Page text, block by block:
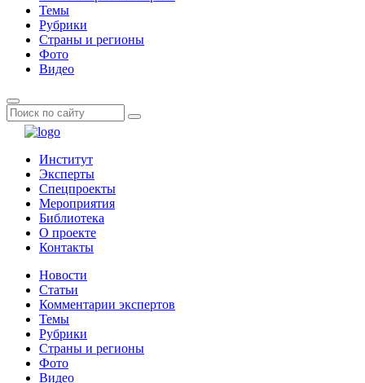
Темы
Рубрики
Страны и регионы
Фото
Видео
Институт
Эксперты
Спецпроекты
Мероприятия
Библиотека
О проекте
Контакты
Новости
Статьи
Комментарии экспертов
Темы
Рубрики
Страны и регионы
Фото
Видео